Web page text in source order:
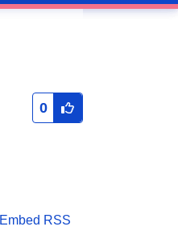
0
Embed RSS